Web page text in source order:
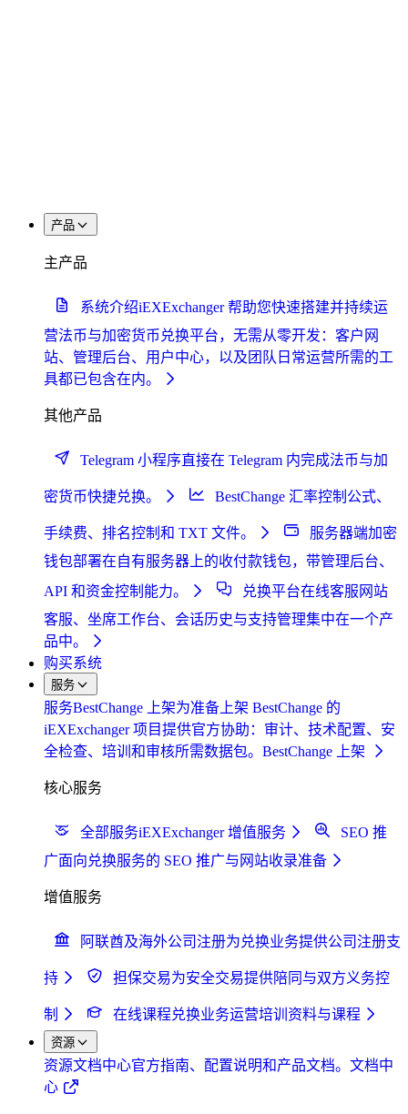
产品
主产品
系统介绍iEXExchanger 帮助您快速搭建并持续运
营法币与加密货币兑换平台，无需从零开发：客户网
站、管理后台、用户中心，以及团队日常运营所需的工
具都已包含在内。
其他产品
Telegram 小程序直接在 Telegram 内完成法币与加
密货币快捷兑换。 BestChange 汇率控制 公式、
手续费、排名控制和 TXT 文件。
服务器端加密
钱包部署在自有服务器上的收付款钱包，带管理后台、
API 和资金控制能力。
兑换平台在线客服 网站
客服、坐席工作台、会话历史与支持管理集中在一个产
品中。
购买系统
服务
服务BestChange 上架为准备上架 BestChange 的
iEXExchanger 项目提供官方协助：审计、技术配置、安
全检查、培训和审核所需数据包。 BestChange 上架
核心服务
全部服务iEXExchanger 增值服务
SEO 推
广面向兑换服务的 SEO 推广与网站收录准备
增值服务
阿联酋及海外公司注册为兑换业务提供公司注册支
持 担保交易为安全交易提供陪同与双方义务控
制 在线课程兑换业务运营培训资料与课程
资源
资源文档中心官方指南、配置说明和产品文档。 文档中
心